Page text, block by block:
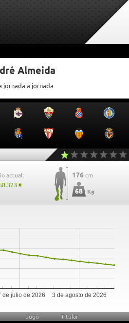
Almeida
jornada a jornada
actual:
€
176 cm
68 Kg
de julio de 2026 3 de agosto de 2026
Jugó Titular